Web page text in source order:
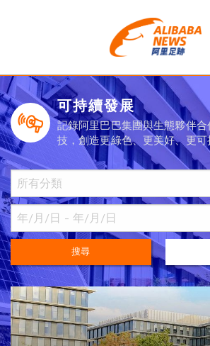
可持續發展
記錄阿里巴巴集團與生態夥伴
技，創造更綠色、更美好、更可
搜尋